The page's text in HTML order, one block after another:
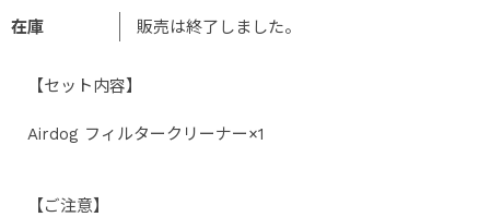
在庫 販売は終了しました。
【セット内容】
Airdog フィルタークリーナー×1
【ご注意】